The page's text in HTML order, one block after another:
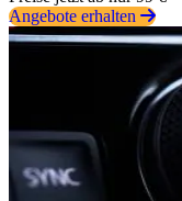
Angebote erhalten